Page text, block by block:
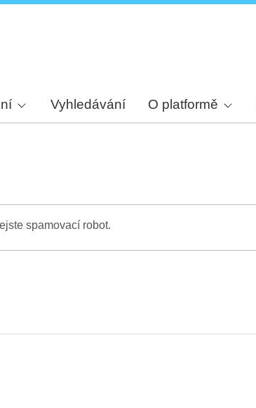
Vyhledávání O platformě
spamovací robot.